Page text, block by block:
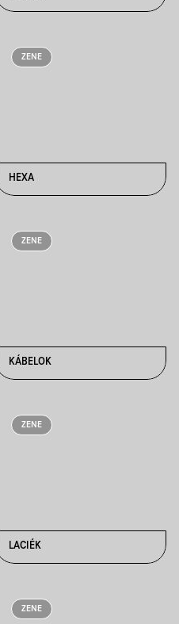
ZENE
HEXA
ZENE
KÁBELOK
ZENE
LACIÉK
ZENE